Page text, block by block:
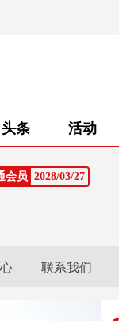
头条 活动
会员 2028/03/27
联系我们